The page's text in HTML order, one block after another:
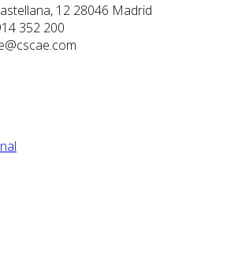
12 28046 Madrid
352 200